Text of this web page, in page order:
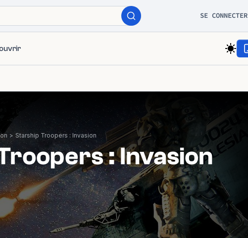
SE CONNECTER
> Starship Troopers : Invasion
: Invasion